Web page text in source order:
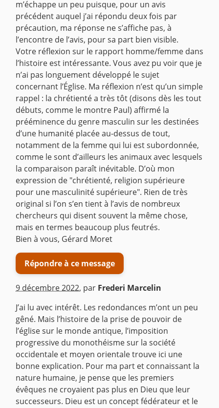
m’échappe un peu puisque, pour un avis
précédent auquel j’ai répondu deux fois par
précaution, ma réponse ne s’affiche pas, à
l’encontre de l’avis, pour sa part bien visible.
Votre réflexion sur le rapport homme/femme dans
l’histoire est intéressante. Vous avez pu voir que je
n’ai pas longuement développé le sujet
concernant l’Église. Ma réflexion n’est qu’un simple
rappel : la chrétienté a très tôt (disons dès les tout
débuts, comme le montre Paul) affirmé la
prééminence du genre masculin sur les destinées
d’une humanité placée au-dessus de tout,
notamment de la femme qui lui est subordonnée,
comme le sont d’ailleurs les animaux avec lesquels
la comparaison paraît inévitable. D’où mon
expression de "chrétienté, religion supérieure
pour une masculinité supérieure". Rien de très
original si l’on s’en tient à l’avis de nombreux
chercheurs qui disent souvent la même chose,
mais en termes beaucoup plus feutrés.
Bien à vous, Gérard Moret
Répondre à ce message
9 décembre 2022, par Frederi Marcelin
J’ai lu avec intérêt. Les redondances m’ont un peu
gêné. Mais l’histoire de la prise de pouvoir de
l’église sur le monde antique, l’imposition
progressive du monothéisme sur la société
occidentale et moyen orientale trouve ici une
bonne explication. Pour ma part et connaissant la
nature humaine, je pense que les premiers
évêques ne croyaient pas plus en Dieu que leur
successeurs. Dieu est un concept fédérateur et le